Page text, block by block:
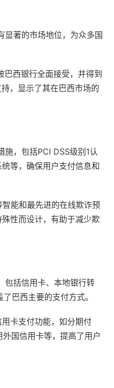
显著的市场地位，为众多国
西银行全面接受，并得到
，显示了其在巴西市场的
施，包括PCI DSS级别1认
等，确保用户支付信息和
能和最先进的在线欺诈预
性而设计，有助于减少欺
包括信用卡、本地银行转
巴西主要的支付方式。
卡支付功能，如分期付
国信用卡等，提高了用户